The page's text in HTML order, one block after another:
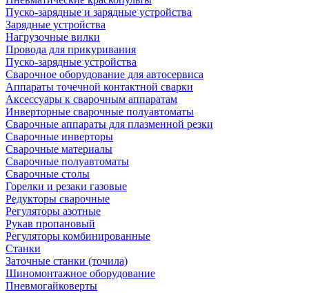
Пуско-зарядные и зарядные устройства
Зарядные устройства
Нагрузочные вилки
Провода для прикуривания
Пуско-зарядные устройства
Сварочное оборудование для автосервиса
Аппараты точечной контактной сварки
Аксессуары к сварочным аппаратам
Инверторные сварочные полуавтоматы
Сварочные аппараты для плазменной резки
Сварочные инверторы
Сварочные материалы
Сварочные полуавтоматы
Сварочные столы
Горелки и резаки газовые
Редукторы сварочные
Регуляторы азотные
Рукав пропановый
Регуляторы комбинированные
Станки
Заточные станки (точила)
Шиномонтажное оборудование
Пневмогайковерты